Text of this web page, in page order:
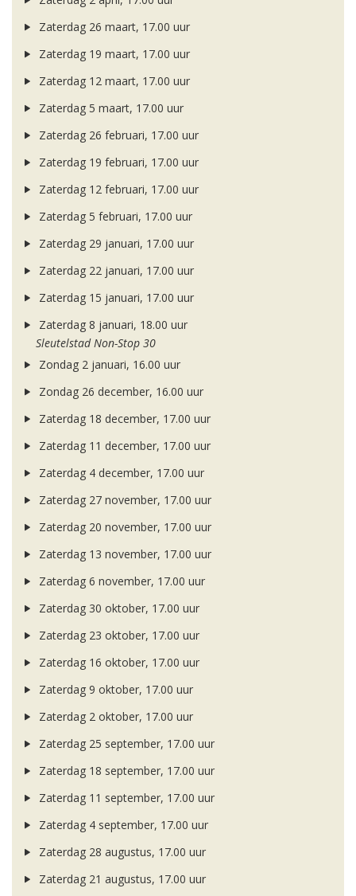
Zaterdag 26 maart, 17.00 uur
Zaterdag 19 maart, 17.00 uur
Zaterdag 12 maart, 17.00 uur
Zaterdag 5 maart, 17.00 uur
Zaterdag 26 februari, 17.00 uur
Zaterdag 19 februari, 17.00 uur
Zaterdag 12 februari, 17.00 uur
Zaterdag 5 februari, 17.00 uur
Zaterdag 29 januari, 17.00 uur
Zaterdag 22 januari, 17.00 uur
Zaterdag 15 januari, 17.00 uur
Zaterdag 8 januari, 18.00 uur
Sleutelstad Non-Stop 30
Zondag 2 januari, 16.00 uur
Zondag 26 december, 16.00 uur
Zaterdag 18 december, 17.00 uur
Zaterdag 11 december, 17.00 uur
Zaterdag 4 december, 17.00 uur
Zaterdag 27 november, 17.00 uur
Zaterdag 20 november, 17.00 uur
Zaterdag 13 november, 17.00 uur
Zaterdag 6 november, 17.00 uur
Zaterdag 30 oktober, 17.00 uur
Zaterdag 23 oktober, 17.00 uur
Zaterdag 16 oktober, 17.00 uur
Zaterdag 9 oktober, 17.00 uur
Zaterdag 2 oktober, 17.00 uur
Zaterdag 25 september, 17.00 uur
Zaterdag 18 september, 17.00 uur
Zaterdag 11 september, 17.00 uur
Zaterdag 4 september, 17.00 uur
Zaterdag 28 augustus, 17.00 uur
Zaterdag 21 augustus, 17.00 uur